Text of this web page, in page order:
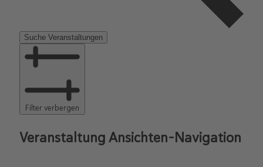
Suche Veranstaltungen
Filter verbergen
Veranstaltung Ansichten-Navigation